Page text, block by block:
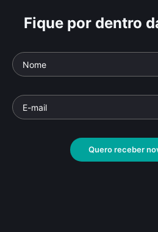
Ocidente
Documentário• DeJérôme
Fique por dentro
Quero receber